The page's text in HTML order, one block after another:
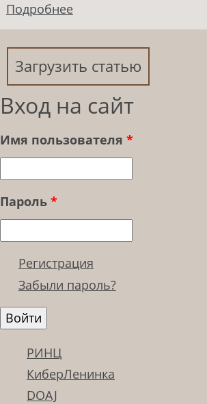
Подробнее
Загрузить статью
Вход на сайт
Имя пользователя *
Пароль *
Регистрация
Забыли пароль?
РИНЦ
КиберЛенинка
DOAJ